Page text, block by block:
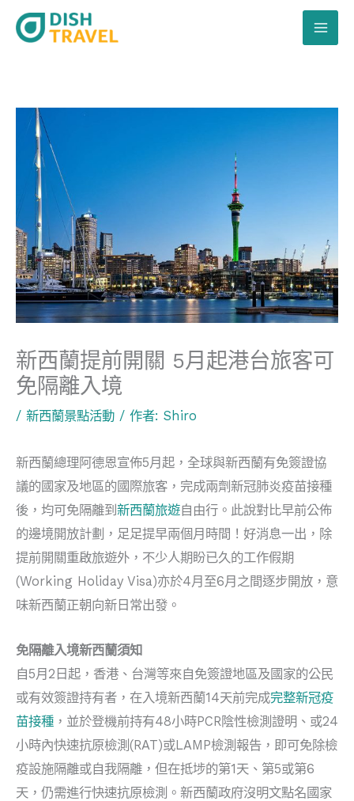
新西蘭提前開關 5月起港台旅客可
免隔離入境
/ 新西蘭景點活動 / 作者: Shiro
新西蘭總理阿德恩宣佈5月起，全球與新西蘭有免簽證協
議的國家及地區的國際旅客，完成兩劑新冠肺炎疫苗接種
後，均可免隔離到 新西蘭旅遊自由行。此說對比早前公佈
的邊境開放計劃，足足提早兩個月時間！好消息一出，除
提前開關重啟旅遊外，不少人期盼已久的工作假期
(Working Holiday Visa)亦於4月至6月之間逐步開放，意
味新西蘭正朝向新日常出發。
免隔離入境新西蘭須知
自5月2日起，香港、台灣等來自免簽證地區及國家的公民
或有效簽證持有者，在入境新西蘭14天前完成完整新冠疫
苗接種 ，並於登機前持有48小時PCR陰性檢測證明、或24
小時內快速抗原檢測(RAT)或LAMP檢測報告，即可免除檢
疫設施隔離或自我隔離，但在抵埗的第1天、第5或第6
天，仍需進行快速抗原檢測。新西蘭政府沒明文點名國家